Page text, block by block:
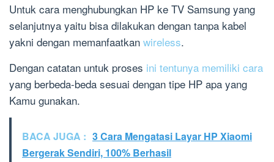
Untuk cara menghubungkan HP ke TV Samsung yang
selanjutnya yaitu bisa dilakukan dengan tanpa kabel
yakni dengan memanfaatkan wireless.
Dengan catatan untuk proses ini tentunya memiliki cara
yang berbeda-beda sesuai dengan tipe HP apa yang
Kamu gunakan.
BACA JUGA : 3 Cara Mengatasi Layar HP Xiaomi
Bergerak Sendiri, 100% Berhasil